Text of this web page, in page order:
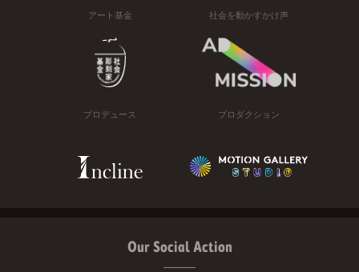
アート基金 社会を動かすかけ声
プロデュース プロダクション
Our Social Action